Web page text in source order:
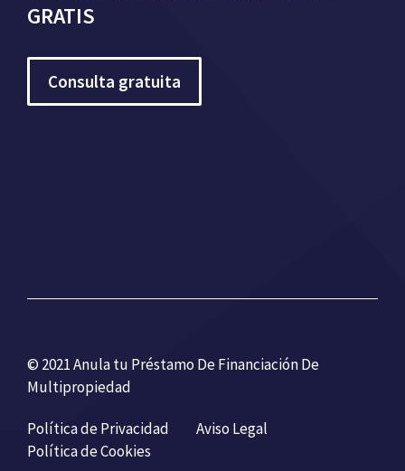
GRATIS
Consulta gratuita
© 2021 Anula tu Préstamo De Financiación De
Multipropiedad
Política de Privacidad
Aviso Legal
Política de Cookies